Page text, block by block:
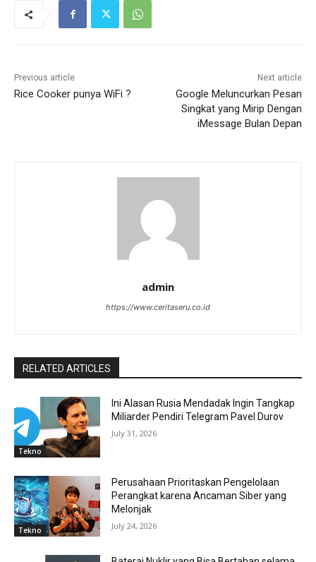
Previous article
Rice Cooker punya WiFi ?
Next article
Google Meluncurkan Pesan
Singkat yang Mirip Dengan
iMessage Bulan Depan
admin
https://www.ceritaseru.co.id
RELATED ARTICLES
Tekno
Ini Alasan Rusia Mendadak Ingin Tangkap
Miliarder Pendiri Telegram Pavel Durov
July 31, 2026
Tekno
Perusahaan Prioritaskan Pengelolaan
Perangkat karena Ancaman Siber yang
Melonjak
July 24, 2026